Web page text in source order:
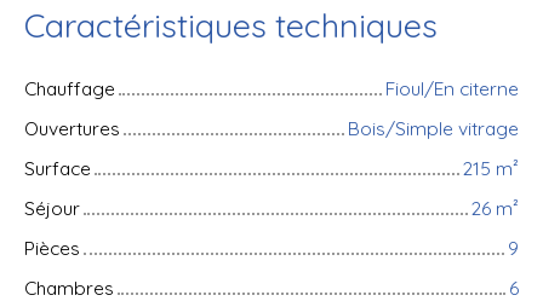
Caractéristiques techniques
Chauffage
Fioul/En citerne
Ouvertures
Bois/Simple vitrage
Surface
215 m²
Séjour
26 m²
Pièces
9
Chambres
6